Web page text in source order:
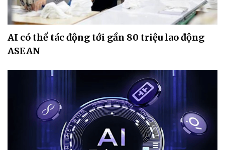
AI có thể tác động tới gần 80 triệu lao động
ASEAN